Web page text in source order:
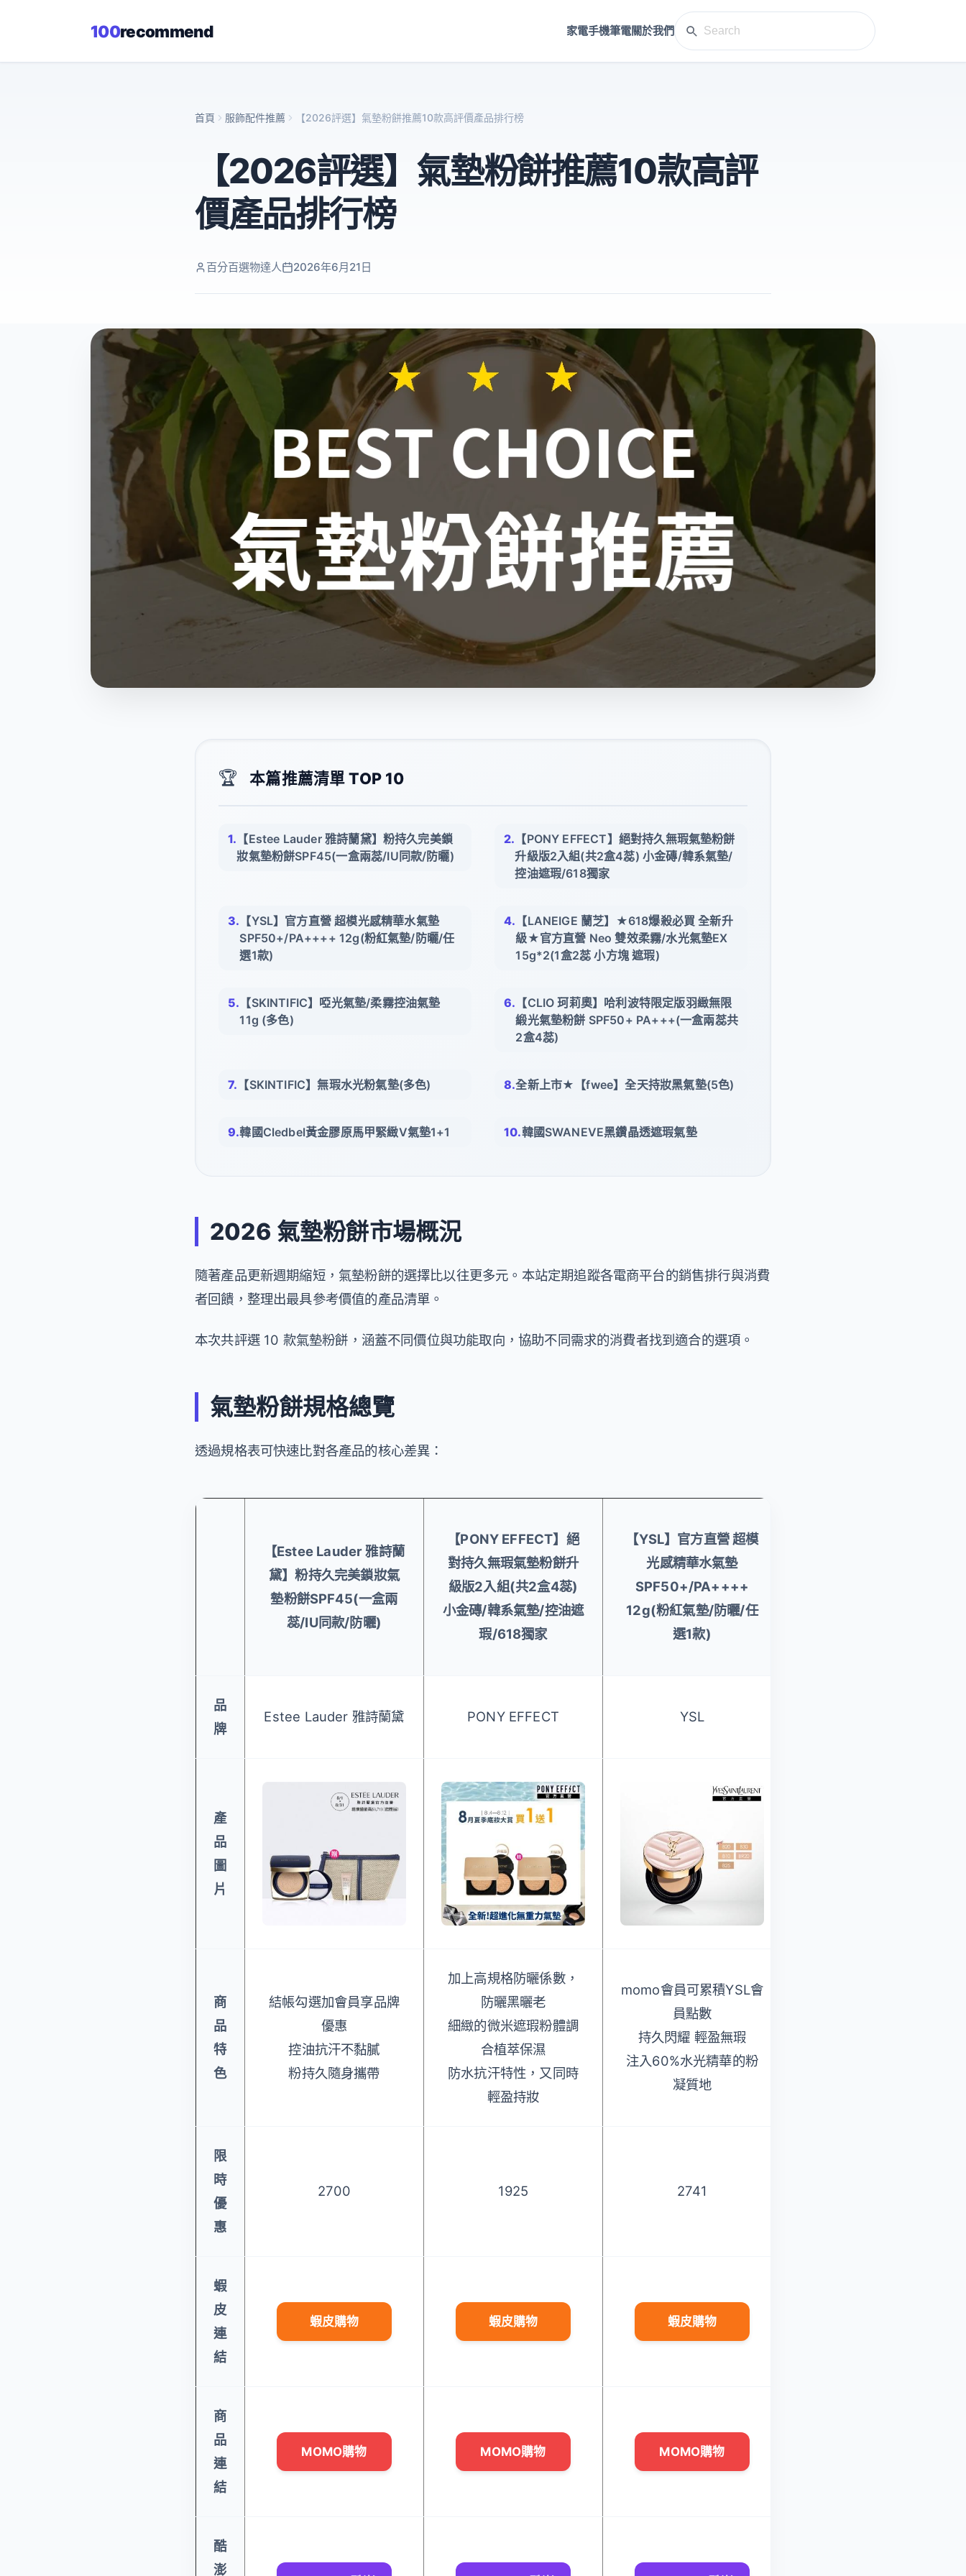
100recommend 家電手機筆電關於我們
首頁 服飾配件推薦 【2026評選】氣墊粉餅推薦10款高評價產品排行榜
【2026評選】氣墊粉餅推薦10款高評
價產品排行榜
百分百選物達人 2026年6月21日
🏆 本篇推薦清單 TOP 10
【Estee Lauder 雅詩蘭黛】粉持久完美鎖
妝氣墊粉餅SPF45(一盒兩蕊/IU同款/防曬)
【PONY EFFECT】絕對持久無瑕氣墊粉餅
升級版2入組(共2盒4蕊) 小金磚/韓系氣墊/
控油遮瑕/618獨家
【YSL】官方直營 超模光感精華水氣墊
SPF50+/PA++++ 12g(粉紅氣墊/防曬/任
選1款)
【LANEIGE 蘭芝】★618爆殺必買 全新升
級★官方直營 Neo 雙效柔霧/水光氣墊EX
15g*2(1盒2蕊 小方塊 遮瑕)
【SKINTIFIC】啞光氣墊/柔霧控油氣墊
11g (多色)
【CLIO 珂莉奧】哈利波特限定版羽緻無限
緞光氣墊粉餅 SPF50+ PA+++(一盒兩蕊共
2盒4蕊)
【SKINTIFIC】無瑕水光粉氣墊(多色) 全新上市★【fwee】全天持妝黑氣墊(5色)
韓國Cledbel黃金膠原馬甲緊緻V氣墊1+1 韓國SWANEVE黑鑽晶透遮瑕氣墊
2026 氣墊粉餅市場概況
隨著產品更新週期縮短，氣墊粉餅的選擇比以往更多元。本站定期追蹤各電商平台的銷售排行與消費
者回饋，整理出最具參考價值的產品清單。
本次共評選 10 款氣墊粉餅，涵蓋不同價位與功能取向，協助不同需求的消費者找到適合的選項。
氣墊粉餅規格總覽
透過規格表可快速比對各產品的核心差異：
【Estee Lauder 雅詩蘭
黛】粉持久完美鎖妝氣
墊粉餅SPF45(一盒兩
蕊/IU同款/防曬)
【PONY EFFECT】絕
對持久無瑕氣墊粉餅升
級版2入組(共2盒4蕊)
小金磚/韓系氣墊/控油遮
瑕/618獨家
【YSL】官方直營 超模
光感精華水氣墊
SPF50+/PA++++
12g(粉紅氣墊/防曬/任
選1款)
品
牌
Estee Lauder 雅詩蘭黛 PONY EFFECT YSL
產
品
圖
片
商
品
特
色
結帳勾選加會員享品牌
優惠
控油抗汗不黏膩
粉持久隨身攜帶
加上高規格防曬係數，
防曬黑曬老
細緻的微米遮瑕粉體調
合植萃保濕
防水抗汗特性，又同時
輕盈持妝
momo會員可累積YSL會
員點數
持久閃耀 輕盈無瑕
注入60%水光精華的粉
凝質地
限
時
優
惠
2700 1925 2741
蝦
皮
連
結
蝦皮購物 蝦皮購物 蝦皮購物
商
品
連
結
MOMO購物 MOMO購物 MOMO購物
酷
澎